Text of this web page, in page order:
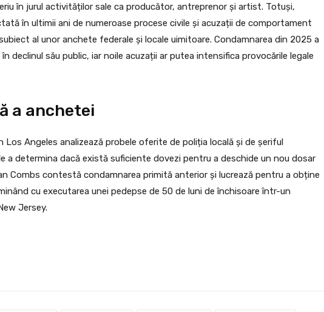
în jurul activităților sale ca producător, antreprenor și artist. Totuși,
în ultimii ani de numeroase procese civile și acuzații de comportament
al unor anchete federale și locale uimitoare. Condamnarea din 2025 a
declinul său public, iar noile acuzații ar putea intensifica provocările legale
a anchetei
Los Angeles analizează probele oferite de poliția locală și de șeriful
a determina dacă există suficiente dovezi pentru a deschide un nou dosar
Combs contestă condamnarea primită anterior și lucrează pentru a obține
cu executarea unei pedepse de 50 de luni de închisoare într-un
Jersey.